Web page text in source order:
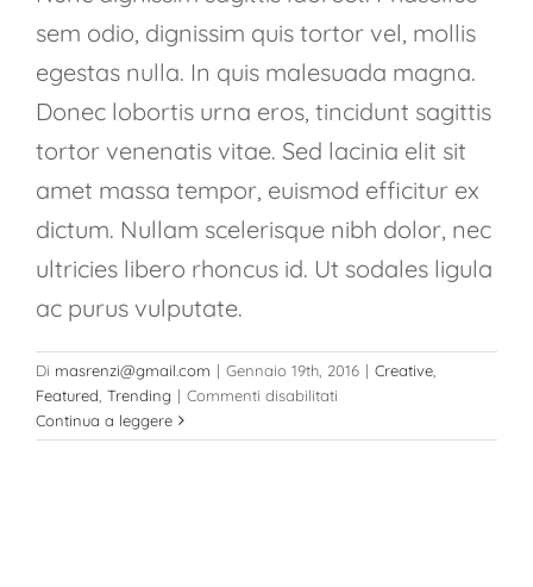
sem odio, dignissim quis tortor vel, mollis
egestas nulla. In quis malesuada magna.
Donec lobortis urna eros, tincidunt sagittis
tortor venenatis vitae. Sed lacinia elit sit
amet massa tempor, euismod efficitur ex
dictum. Nullam scelerisque nibh dolor, nec
ultricies libero rhoncus id. Ut sodales ligula
ac purus vulputate.
Di masrenzi@gmail.com | Gennaio 19th, 2016 | Creative
Featured Trending | Commenti disabilitati
consectetur
Continua a leggere